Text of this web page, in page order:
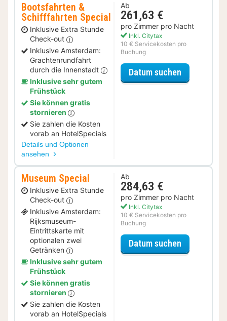
Bootsfahrten &
Schifffahrten Special
Inklusive Extra Stunde
Check-out
Inklusive Amsterdam:
Grachtenrundfahrt
durch die Innenstadt
Inklusive sehr gutem
Frühstück
Sie können gratis
stornieren
Sie zahlen die Kosten
vorab an HotelSpecials
Details und Optionen
ansehen
Ab
261,63 €
pro Zimmer pro Nacht
Inkl. Citytax
10 € Servicekosten pro
Buchung
Datum suchen
Museum Special
Inklusive Extra Stunde
Check-out
Inklusive Amsterdam:
Rijksmuseum-
Eintrittskarte mit
optionalen zwei
Getränken
Inklusive sehr gutem
Frühstück
Sie können gratis
stornieren
Sie zahlen die Kosten
vorab an HotelSpecials
Ab
284,63 €
pro Zimmer pro Nacht
Inkl. Citytax
10 € Servicekosten pro
Buchung
Datum suchen